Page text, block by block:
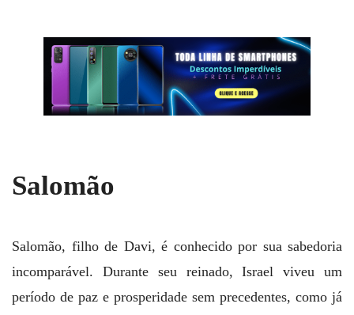
Salomão
Salomão, filho de Davi, é conhecido por sua sabedoria
incomparável. Durante seu reinado, Israel viveu um
período de paz e prosperidade sem precedentes, como já